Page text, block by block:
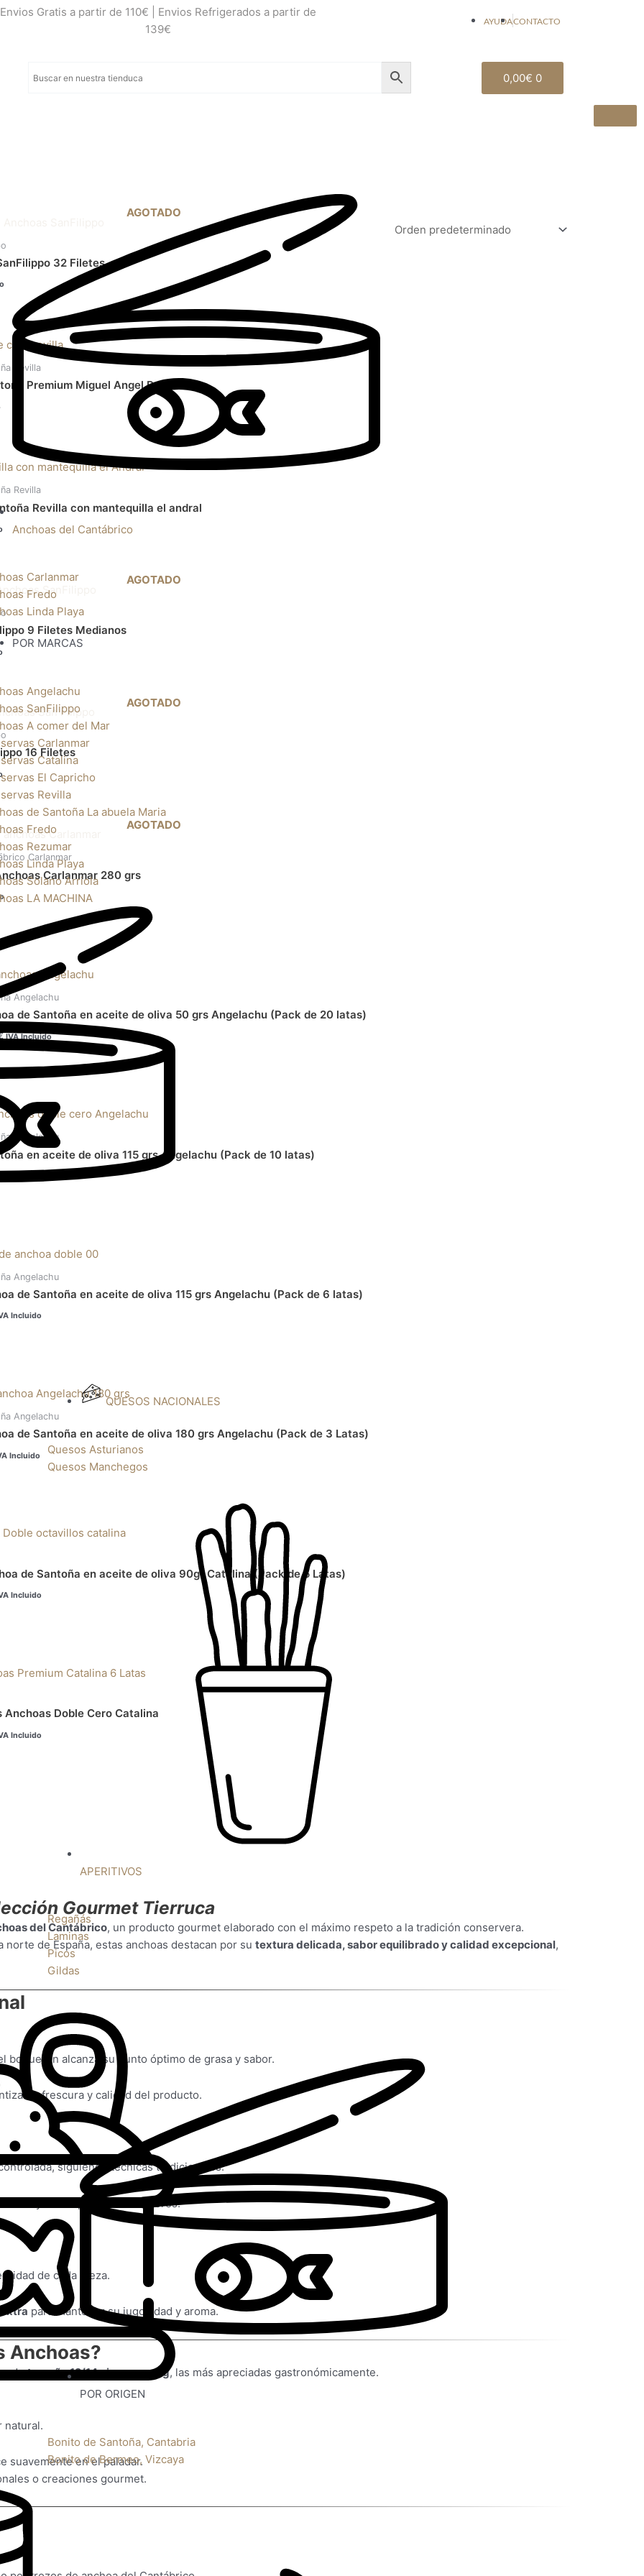
Envios Gratis a partir de 110€ | Envios Refrigerados a partir de
139€
AYUDACONTACTO
0,00€ 0
Carrito
Anchoas del Cantábrico
Carlanmar
Fredo
Linda Playa
POR MARCAS
Angelachu
SanFilippo
A comer del Mar
Carlanmar
Catalina
El Capricho
Revilla
de Santoña La abuela Maria
Fredo
Rezumar
Linda Playa
Solano Arriola
LA MACHINA
Anchoas
premium
QUESOS NACIONALES
Quesos Asturianos
Quesos Manchegos
APERITIVOS
Regañás
Laminas
Picos
Gildas
POR ORIGEN
Bonito de Santoña, Cantabria
Bonito de Bermeo, Vizcaya
Bonito Premium
AGOTADO
32 Filetes
Revilla
Premium Miguel Angel Revilla
Revilla
Revilla con mantequilla el andral
AGOTADO
9 Filetes Medianos
AGOTADO
16 Filetes
AGOTADO
Carlanmar
Carlanmar 280 grs
Angelachu
de Santoña en aceite de oliva 50 grs Angelachu (Pack de 20 latas)
actual
es:
132,00€.
IVA Incluido
Angelachu
en aceite de oliva 115 grs Angelachu (Pack de 10 latas)
precio
actual
es:
158,00€.
Angelachu
de Santoña en aceite de oliva 115 grs Angelachu (Pack de 6 latas)
Incluido
Angelachu
de Santoña en aceite de oliva 180 grs Angelachu (Pack de 3 Latas)
Incluido
de Santoña en aceite de oliva 90gr Catalina (Pack de 5 Latas)
Incluido
Anchoas Doble Cero Catalina
Incluido
Gourmet Tierruca
del Cantábrico, un producto gourmet elaborado con el máximo respeto a la tradición conservera.
de España, estas anchoas destacan por su textura delicada, sabor equilibrado y calidad excepcional,
boquerón alcanza su punto óptimo de grasa y sabor.
la frescura y calidad del producto.
siguiendo técnicas tradicionales.
y la complejidad de sabores.
de cada pieza.
para mantener su jugosidad y aroma.
Anchoas?
detamaño 12/14 piezas por kg, las más apreciadas gastronómicamente.
natural.
suavemente en el paladar.
o creaciones gourmet.